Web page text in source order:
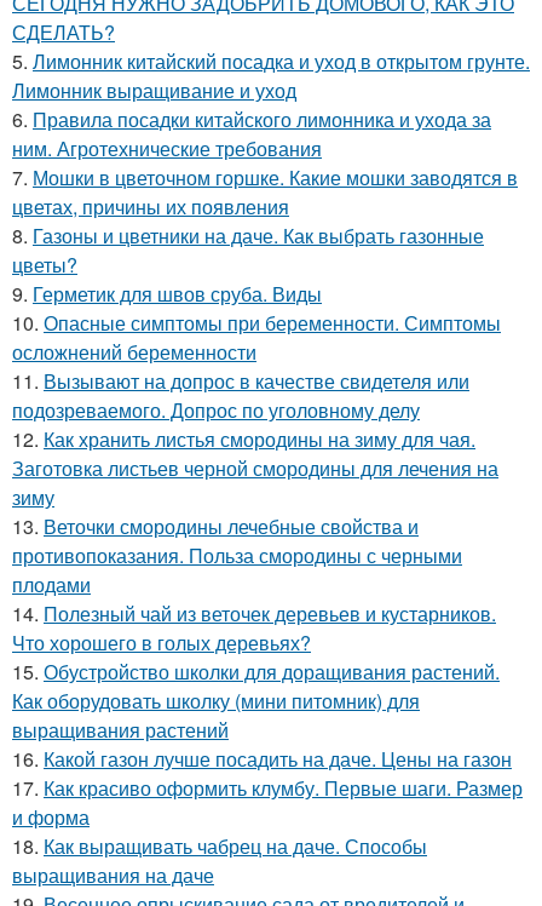
СДЕЛАТЬ?
5. Лимонник китайский посадка и уход в открытом грунте.
Лимонник выращивание и уход
6. Правила посадки китайского лимонника и ухода за
ним. Агротехнические требования
7. Мошки в цветочном горшке. Какие мошки заводятся в
цветах, причины их появления
8. Газоны и цветники на даче. Как выбрать газонные
цветы?
9. Герметик для швов сруба. Виды
10. Опасные симптомы при беременности. Симптомы
осложнений беременности
11. Вызывают на допрос в качестве свидетеля или
подозреваемого. Допрос по уголовному делу
12. Как хранить листья смородины на зиму для чая.
Заготовка листьев черной смородины для лечения на
зиму
13. Веточки смородины лечебные свойства и
противопоказания. Польза смородины с черными
плодами
14. Полезный чай из веточек деревьев и кустарников.
Что хорошего в голых деревьях?
15. Обустройство школки для доращивания растений.
Как оборудовать школку (мини питомник) для
выращивания растений
16. Какой газон лучше посадить на даче. Цены на газон
17. Как красиво оформить клумбу. Первые шаги. Размер
и форма
18. Как выращивать чабрец на даче. Способы
выращивания на даче